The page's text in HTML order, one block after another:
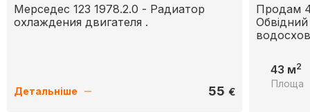
Мерседес 123 1978.2.0 - Радиатор
охлаждения двигателя .
Детальніше 55 €
Продам
43 м2
Площа